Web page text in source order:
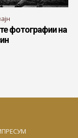
фотографии на